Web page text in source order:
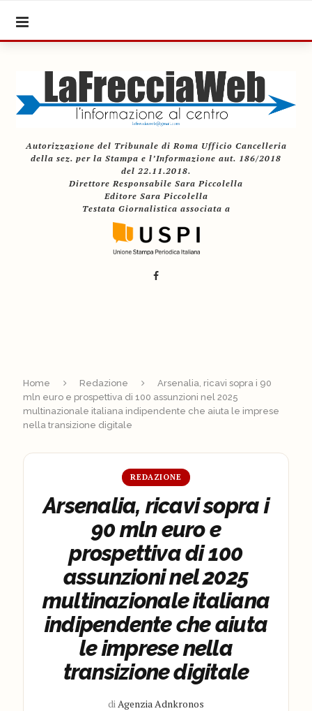
Autorizzazione del Tribunale di Roma Ufficio Cancelleria
della sez. per la Stampa e l’Informazione aut. 186/2018
del 22.11.2018.
Direttore Responsabile Sara Piccolella
Editore Sara Piccolella
Testata Giornalistica associata a
Home Redazione
Arsenalia, ricavi sopra i 90
mln euro e prospettiva di 100 assunzioni nel 2025
multinazionale italiana indipendente che aiuta le imprese
nella transizione digitale
REDAZIONE
Arsenalia, ricavi sopra i
90 mln euro e
prospettiva di 100
assunzioni nel 2025
multinazionale italiana
indipendente che aiuta
le imprese nella
transizione digitale
di Agenzia Adnkronos